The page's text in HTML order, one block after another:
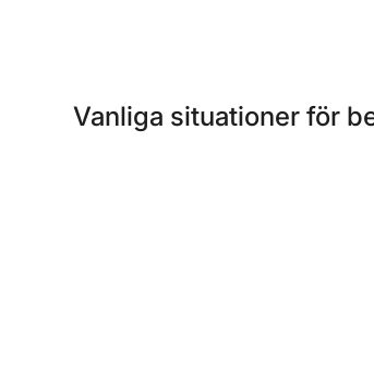
Vanliga situationer för